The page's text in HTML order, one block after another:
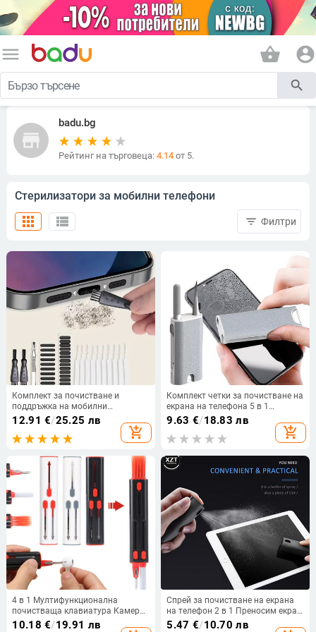
menu shopping_basket account_circle
search
store
badu.bg
Рейтинг на търговеца: 4.14от 5.
Стерилизатори за мобилни телефони
view_list
apps filter_list Филтри
Комплект за почистване и
поддръжка на мобилни
телефони, подходящ за iPhone/За
почистване на прахозащитни
тапи за мобилни телефони тип C,
12.91 €/25.25 лв
add_shopping_cart
Комплект четки за почистване на
екрана на телефона 5 в 1
Слушалки Чиста писалка Камера
Телефон Таблет Лаптоп
Телевизор Инструменти за
почистващи препарати за
мобилен телефон
9.63 €/18.83 лв
add_shopping_cart
4 в 1 Мултифункционална
почистваща клавиатура Камера
Четка за почистване на телефон
10.18 €/19.91 лв
Спрей за почистване на екрана
на телефон 2 в 1 Преносим екран
на компютърен таблет
5.47 €/10.70 лв